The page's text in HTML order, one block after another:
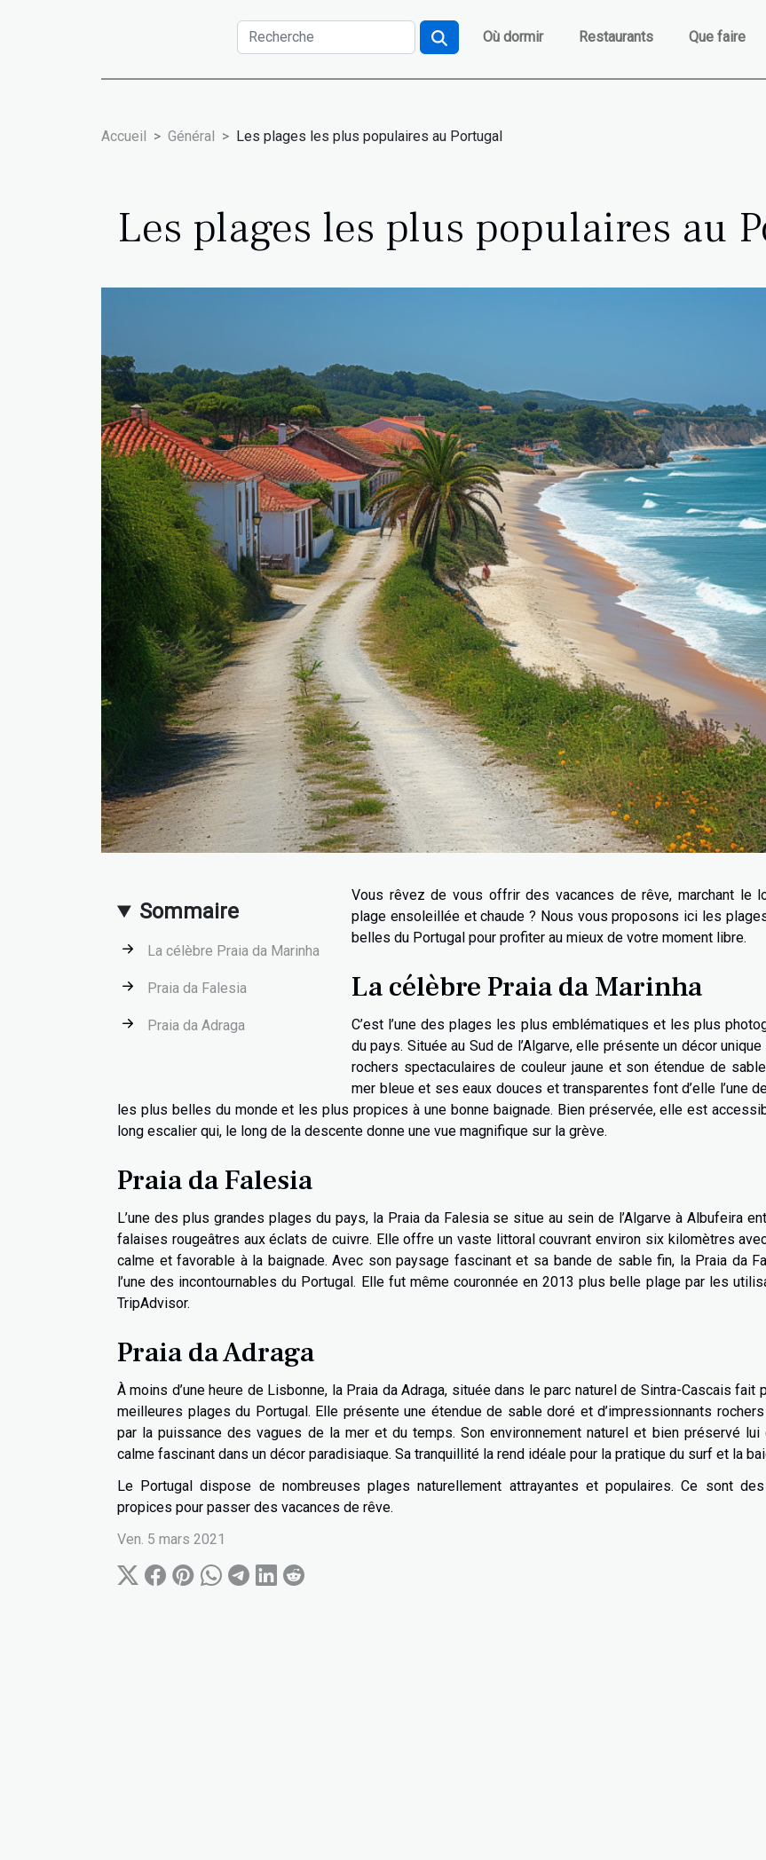
Où dormir Restaurants Que faire
Accueil Général Les plages les plus populaires au Portugal
Les plages les plus populaires au
Sommaire
La célèbre Praia da Marinha
Praia da Falesia
Praia da Adraga
Vous rêvez de vous offrir des vacances de rêve, marchant le
plage ensoleillée et chaude ? Nous vous proposons ici les
belles du Portugal pour profiter au mieux de votre moment libre.
La célèbre Praia da Marinha
C’est l’une des plages les plus emblématiques et les plus
du pays. Située au Sud de l’Algarve, elle présente un décor
rochers spectaculaires de couleur jaune et son étendue de
mer bleue et ses eaux douces et transparentes font d’elle l’une
les plus belles du monde et les plus propices à une bonne baignade. Bien préservée, elle est
long escalier qui, le long de la descente donne une vue magnifique sur la grève.
Praia da Falesia
L’une des plus grandes plages du pays, la Praia da Falesia se situe au sein de l’Algarve à Albufeira
falaises rougeâtres aux éclats de cuivre. Elle offre un vaste littoral couvrant environ six kilomètres
calme et favorable à la baignade. Avec son paysage fascinant et sa bande de sable fin, la Praia da
l’une des incontournables du Portugal. Elle fut même couronnée en 2013 plus belle plage par les
TripAdvisor.
Praia da Adraga
À moins d’une heure de Lisbonne, la Praia da Adraga, située dans le parc naturel de Sintra-Cascais fait
meilleures plages du Portugal. Elle présente une étendue de sable doré et d’impressionnants
par la puissance des vagues de la mer et du temps. Son environnement naturel et bien préservé lui
calme fascinant dans un décor paradisiaque. Sa tranquillité la rend idéale pour la pratique du surf et la
Le Portugal dispose de nombreuses plages naturellement attrayantes et populaires. Ce sont
propices pour passer des vacances de rêve.
Ven. 5 mars 2021